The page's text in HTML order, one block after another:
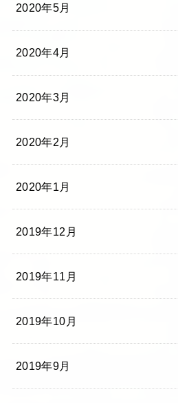
2020年5月
2020年4月
2020年3月
2020年2月
2020年1月
2019年12月
2019年11月
2019年10月
2019年9月